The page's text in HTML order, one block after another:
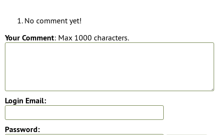
No comment yet!
Your Comment: Max 1000 characters.
Login Email:
Password: